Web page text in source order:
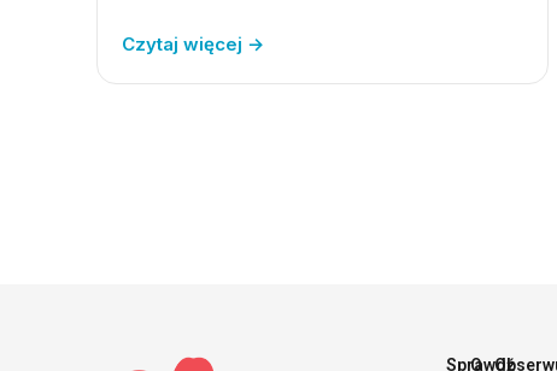
Czytaj więcej →
Sprawdź
O